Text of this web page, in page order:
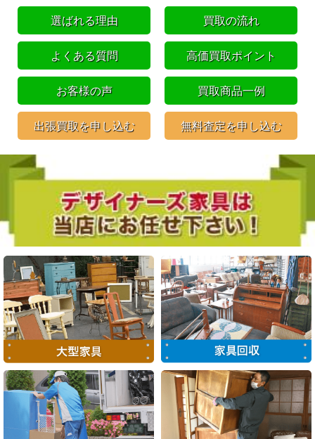
選ばれる理由 買取の流れ
よくある質問 高価買取ポイント
お客様の声 買取商品一例
出張買取を申し込む 無料査定を申し込む